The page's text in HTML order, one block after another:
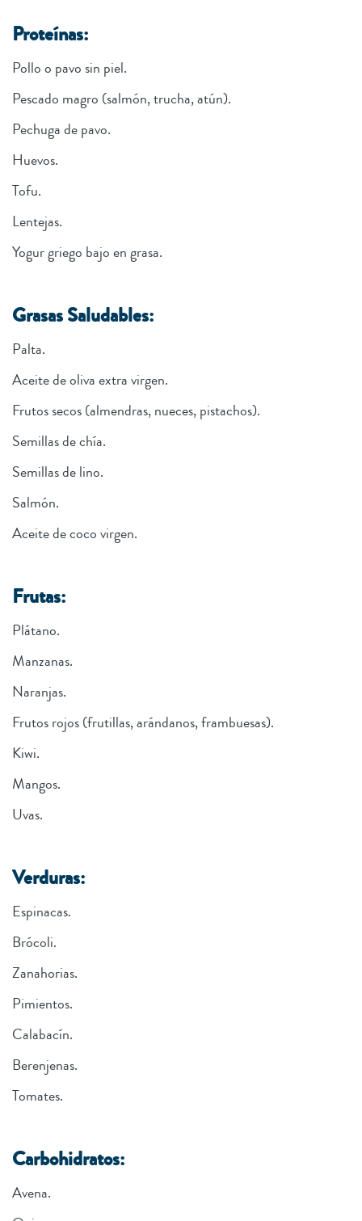
Proteínas:
Pollo o pavo sin piel.
Pescado magro (salmón, trucha, atún).
Pechuga de pavo.
Huevos.
Tofu.
Lentejas.
Yogur griego bajo en grasa.
Grasas Saludables:
Palta.
Aceite de oliva extra virgen.
Frutos secos (almendras, nueces, pistachos).
Semillas de chía.
Semillas de lino.
Salmón.
Aceite de coco virgen.
Frutas:
Plátano.
Manzanas.
Naranjas.
Frutos rojos (frutillas, arándanos, frambuesas).
Kiwi.
Mangos.
Uvas.
Verduras:
Espinacas.
Brócoli.
Zanahorias.
Pimientos.
Calabacín.
Berenjenas.
Tomates.
Carbohidratos:
Avena.